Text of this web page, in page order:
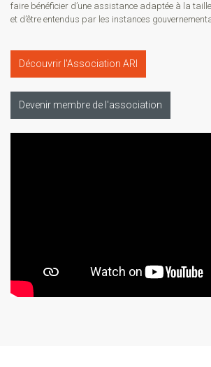
faire bénéficier d’une assistance adaptée à la
et d’être entendus par les instances
Découvrir l'Association ARI
Devenir membre de l'association